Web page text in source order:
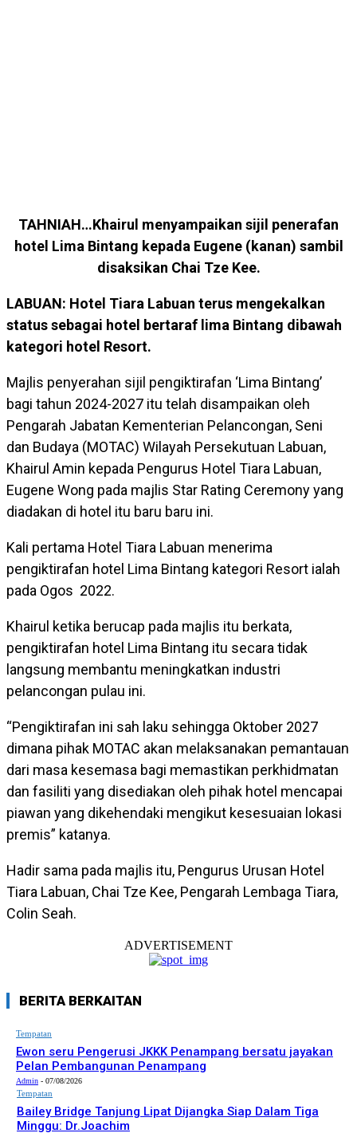
TAHNIAH…Khairul menyampaikan sijil penerafan
hotel Lima Bintang kepada Eugene (kanan) sambil
disaksikan Chai Tze Kee.
LABUAN: Hotel Tiara Labuan terus mengekalkan
status sebagai hotel bertaraf lima Bintang dibawah
kategori hotel Resort.
Majlis penyerahan sijil pengiktirafan ‘Lima Bintang’
bagi tahun 2024-2027 itu telah disampaikan oleh
Pengarah Jabatan Kementerian Pelancongan, Seni
dan Budaya (MOTAC) Wilayah Persekutuan Labuan,
Khairul Amin kepada Pengurus Hotel Tiara Labuan,
Eugene Wong pada majlis Star Rating Ceremony yang
diadakan di hotel itu baru baru ini.
Kali pertama Hotel Tiara Labuan menerima
pengiktirafan hotel Lima Bintang kategori Resort ialah
pada Ogos 2022.
Khairul ketika berucap pada majlis itu berkata,
pengiktirafan hotel Lima Bintang itu secara tidak
langsung membantu meningkatkan industri
pelancongan pulau ini.
“Pengiktirafan ini sah laku sehingga Oktober 2027
dimana pihak MOTAC akan melaksanakan pemantauan
dari masa kesemasa bagi memastikan perkhidmatan
dan fasiliti yang disediakan oleh pihak hotel mencapai
piawan yang dikehendaki mengikut kesesuaian lokasi
premis” katanya.
Hadir sama pada majlis itu, Pengurus Urusan Hotel
Tiara Labuan, Chai Tze Kee, Pengarah Lembaga Tiara,
Colin Seah.
ADVERTISEMENT
BERITA BERKAITAN
Tempatan
Ewon seru Pengerusi JKKK Penampang bersatu jayakan
Pelan Pembangunan Penampang
Admin - 07/08/2026
Tempatan
Bailey Bridge Tanjung Lipat Dijangka Siap Dalam Tiga
Minggu: Dr.Joachim